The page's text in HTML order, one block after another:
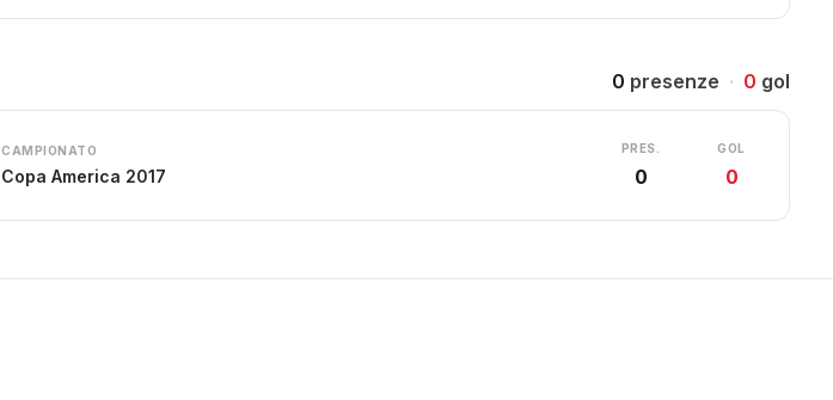
0 presenze · 0 gol
CAMPIONATO
Copa America 2017
PRES.
0
GOL
0